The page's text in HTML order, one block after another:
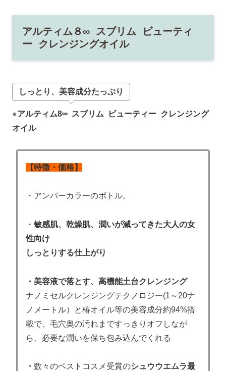
アルティム８∞ スブリム ビューティ
ー クレンジングオイル
しっとり、美容成分たっぷり
●アルティム8∞ スブリム ビューティー クレンジング
オイル
【特徴・価格】
・アンバーカラーのボトル。
・ 敏感肌、乾燥肌、潤いが減ってきた大人の女
性向け
しっとりする仕上がり
・美容液で落とす、高機能土台クレンジング
ナノミセルクレンジングテクノロジー(1～20ナ
ノメートル）と椿オイル等の美容成分約94%搭
載で、毛穴奥の汚れまですっきりオフしなが
ら、必要な潤いを保ち包み込んでくれる
・ 数々のベストコスメ受賞のシュウウエムラ最